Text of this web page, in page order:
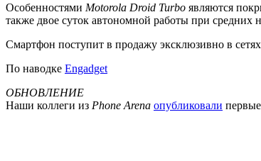
Особенностями Motorola Droid Turbo являются
также двое суток автономной работы при средних
Смартфон поступит в продажу эксклюзивно в
По наводке Engadget
ОБНОВЛЕНИЕ
Наши коллеги из Phone Arena опубликовали